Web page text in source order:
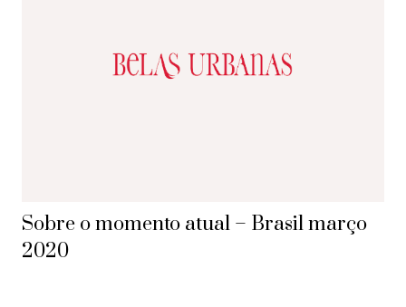
Sobre o momento atual – Brasil março
2020